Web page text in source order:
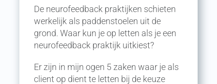
De neurofeedback praktijken schieten
werkelijk als paddenstoelen uit de
grond. Waar kun je op letten als je een
neurofeedback praktijk uitkiest?
Er zijn in mijn ogen 5 zaken waar je als
client op dient te letten bij de keuze